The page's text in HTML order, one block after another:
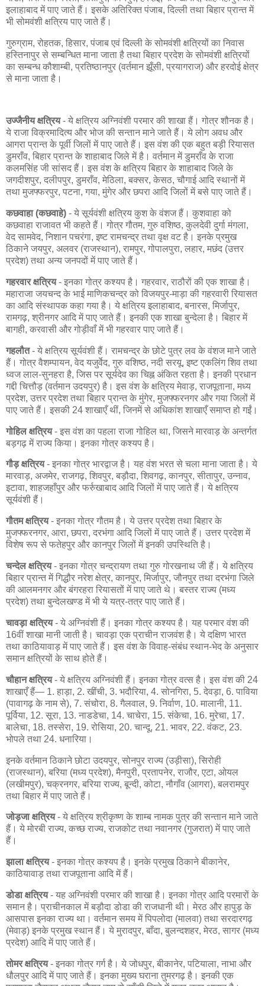
इलाहाबाद में पाए जाते हैं। इसके अतिरिक्त पंजाब, दिल्ली तथा बिहार प्रान्त में
भी सोमवंशी क्षत्रिय पाए जाते हैं।
गुरुग्राम, रोहतक, हिसार, पंजाब एवं दिल्ली के सोमवंशी क्षत्रियों का निवास
हस्तिनापुर से सम्बन्धित माना जाता है तथा बिहार प्रदेश के सोमवंशी क्षत्रियों
का सम्बन्ध कौशाम्बी, प्रतिष्ठानपुर (वर्तमान झूँसी, प्रयागराज) और हरदोई क्षेत्र
से माना जाता है।
उज्जैनीय क्षत्रिय- ये क्षत्रिय अग्निवंशी परमार की शाखा हैं। गोत्र शौनक है।
ये राजा विक्रमादित्य और भोज की सन्तान माने जाते हैं। ये लोग अवध और
आगरा प्रान्त के पूर्वी जिलों में पाए जाते हैं। इस वंश की एक बहुत बड़ी रियासत
डुमराँव, बिहार प्रान्त के शाहाबाद जिले में है। वर्तमान में डुमराँव के राजा
कलमसिंह जी सांसद हैं। इस वंश के क्षत्रिय बिहार के शाहाबाद जिले के
जगदीशपुर, दलीपपुर, डुमराँव, मेठिला, बक्सर, केसठ, चौगाई आदि स्थानों में
तथा मुजफ्फरपुर, पटना, गया, मुंगेर और छपरा आदि जिलों में बसे पाए जाते हैं।
कछवाहा (कछवाहे) - ये सूर्यवंशी क्षत्रिय कुश के वंशज हैं। कुशवाहा को
कछवाहा राजावत भी कहते हैं। गोत्र गौतम, गुरु वशिष्ठ, कुलदेवी दुर्गा मंगला,
वेद सामवेद, निशान पचरंगा, इष्ट रामचन्द्र तथा वृक्ष वट है। इनके प्रमुख
ठिकाने जयपुर, अलवर (राजस्थान), रामपुर, गोपालपुरा, लहार, मछंद (उत्तर
प्रदेश) तथा अन्य जनपदों में पाए जाते हैं।
गहरवार क्षत्रिय- इनका गोत्र कश्यप है। गहरवार, राठौरों की एक शाखा है।
महाराजा जयचन्द के भाई माणिकचन्द्र को विजयपुर-माड़ा की गहरवारी रियासत
का आदि संस्थापक कहा गया है। ये क्षत्रिय इलाहाबाद, बनारस, मिर्जापुर,
रामगढ़, श्रीनगर आदि में पाए जाते हैं। इनकी एक शाखा बुन्देला है। बिहार में
बागही, करवासी और गोड़ीवाँ में भी गहरवार पाए जाते हैं।
गहलौत- ये क्षत्रिय सूर्यवंशी हैं। रामचन्द्र के छोटे पुत्र लव के वंशज माने जाते
हैं। गोत्र वैशम्पायन, वेद यजुर्वेद, गुरु वशिष्ठ, नदी सरयू, इष्ट एकलिंग शिव तथा
ध्वज लाल-सुनहरा है, जिस पर सूर्यदेव का चिह्न अंकित रहता है। इनकी प्रधान
गद्दी चित्तौड़ (वर्तमान उदयपुर) है। इस वंश के क्षत्रिय मेवाड़, राजपूताना, मध्य
प्रदेश, उत्तर प्रदेश तथा बिहार प्रान्त के मुंगेर, मुजफ्फरनगर और गया जिलों में
पाए जाते हैं। इसकी 24 शाखाएँ थीं, जिनमें से अधिकांश शाखाएँ समाप्त हो गईं।
गोहिल क्षत्रिय- इस वंश का पहला राजा गोहिल था, जिसने मारवाड़ के अन्तर्गत
बड़गढ़ में राज्य किया। इनका गोत्र कश्यप है।
गौड़ क्षत्रिय- इनका गोत्र भारद्वाज है। यह वंश भरत से चला माना जाता है। ये
मारवाड़, अजमेर, राजगढ़, शिवपुर, बड़ौदा, शिवगढ़, कानपुर, सीतापुर, उन्नाव,
इटावा, शाहजहाँपुर और फर्रुखाबाद आदि जिलों में पाए जाते हैं। ये क्षत्रिय
सूर्यवंशी हैं।
गौतम क्षत्रिय- इनका गोत्र गौतम है। ये उत्तर प्रदेश तथा बिहार के
मुजफ्फरनगर, आरा, छपरा, दरभंगा आदि जिलों में पाए जाते हैं। उत्तर प्रदेश में
विशेष रूप से फतेहपुर और कानपुर जिलों में इनकी उपस्थिति है।
चन्देल क्षत्रिय- इनका गोत्र चन्द्रायण तथा गुरु गोरखनाथ जी हैं। ये क्षत्रिय
बिहार प्रान्त में गिद्धौर नरेश क्षेत्र, कानपुर, मिर्जापुर, जौनपुर तथा दरभंगा जिले
की आलमनगर और बंगरहरा रियासतों में पाए जाते थे। बस्तर राज्य (मध्य
प्रदेश) तथा बुन्देलखण्ड में भी ये यत्र-तत्र पाए जाते हैं।
चावड़ा क्षत्रिय- ये अग्निवंशी हैं। इनका गोत्र कश्यप है। यह परमार वंश की
16वीं शाखा मानी जाती है। चावड़ा एक प्राचीन राजवंश है। ये दक्षिण भारत
तथा काठियावाड़ में पाए जाते हैं। इस वंश के विवाह-संबंध स्थान-भेद के अनुसार
समान क्षत्रियों के साथ होते हैं।
चौहान क्षत्रिय- ये क्षत्रिय अग्निवंशी हैं। इनका गोत्र वत्स है। इस वंश की 24
शाखाएँ हैं— 1. हाड़ा, 2. खींची, 3. भदौरिया, 4. सोनगिरा, 5. देवड़ा, 6. पाविया
(पावागढ़ के नाम से), 7. संचोरा, 8. गैलवाल, 9. निर्वाण, 10. मालानी, 11.
पूर्विया, 12. सूरा, 13. नाडडेचा, 14. चाचेरा, 15. संकेचा, 16. मुरेचा, 17.
बालेचा, 18. तस्सेरा, 19. रोसिया, 20. चान्दू, 21. भावर, 22. वंकट, 23.
भोपले तथा 24. धनारिया।
इनके वर्तमान ठिकाने छोटा उदयपुर, सोनपुर राज्य (उड़ीसा), सिरोही
(राजस्थान), बरिया (मध्य प्रदेश), मैनपुरी, प्रतापनेर, राजौर, एटा, ओयल
(लखीमपुर), चक्रनगर, बरिया राज्य, बून्दी, कोटा, नौगाँव (आगरा), बलरामपुर
तथा बिहार में पाए जाते हैं।
जोड़जा क्षत्रिय- ये क्षत्रिय श्रीकृष्ण के शाम्ब नामक पुत्र की सन्तान माने जाते
हैं। ये मोरबी राज्य, कच्छ राज्य, राजकोट तथा नवानगर (गुजरात) में पाए जाते
हैं।
झाला क्षत्रिय- इनका गोत्र कश्यप है। इनके प्रमुख ठिकाने बीकानेर,
काठियावाड़ तथा राजपूताना आदि में हैं।
डोडा क्षत्रिय- यह अग्निवंशी परमार की शाखा है। इनका गोत्र आदि परमारों के
समान है। प्राचीनकाल में बड़ौदा डोडा की राजधानी थी। मेरठ और हापुड़ के
आसपास इनका राज्य था। वर्तमान समय में पिपलोदा (मालवा) तथा सरदारगढ़
(मेवाड़) इनके प्रमुख स्थान हैं। ये मुरादपुर, बाँदा, बुलन्दशहर, मेरठ, सागर (मध्य
प्रदेश) आदि में पाए जाते हैं।
तोमर क्षत्रिय- इनका गोत्र गर्ग है। ये जोधपुर, बीकानेर, पटियाला, नाभा और
धौलपुर आदि में पाए जाते हैं। इनका मुख्य घराना तुमरगढ़ है। इनकी एक